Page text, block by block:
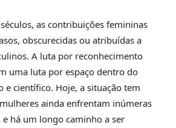
as contribuições femininas
obscurecidas ou atribuídas a
A luta por reconhecimento
uma luta por espaço dentro do
e científico. Hoje, a situação tem
ainda enfrentam inúmeras
e há um longo caminho a ser